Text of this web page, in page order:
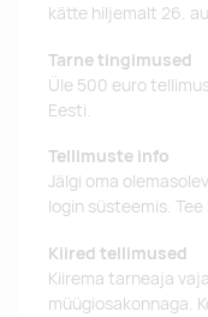
kätte hiljemalt 26.
Tarne tingimused
Üle 500 euro
Eesti.
Tellimuste info
Jälgi oma
login süsteemis.
Kiired tellimused
Kiirema tarneaja
müügiosakonnaga.